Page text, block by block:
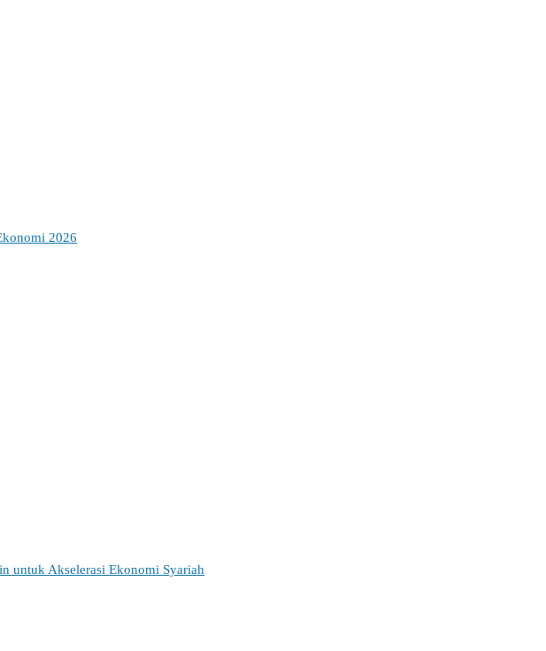
2026
untuk Akselerasi Ekonomi Syariah